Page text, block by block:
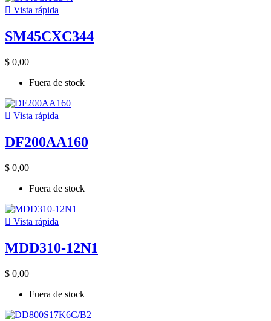
 Vista rápida
SM45CXC344
$ 0,00
Fuera de stock
 Vista rápida
DF200AA160
$ 0,00
Fuera de stock
 Vista rápida
MDD310-12N1
$ 0,00
Fuera de stock